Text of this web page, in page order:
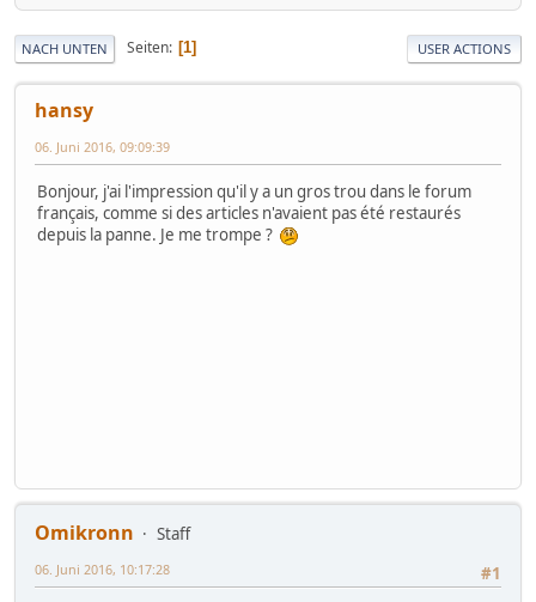
NACH UNTEN Seiten 1 USER ACTIONS
hansy
06. Juni 2016, 09:09:39
Bonjour, j'ai l'impression qu'il y a un gros trou dans le forum
français, comme si des articles n'avaient pas été restaurés
depuis la panne. Je me trompe ?
Omikronn
Staff
#1
06. Juni 2016, 10:17:28